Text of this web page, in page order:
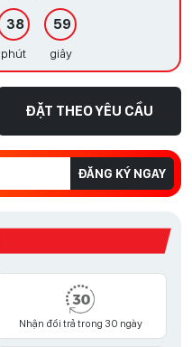
38
phút
58
giây
ĐẶT THEO YÊU CẦU
ĐĂNG KÝ NGAY
Nhận đổi trả trong 30 ngày